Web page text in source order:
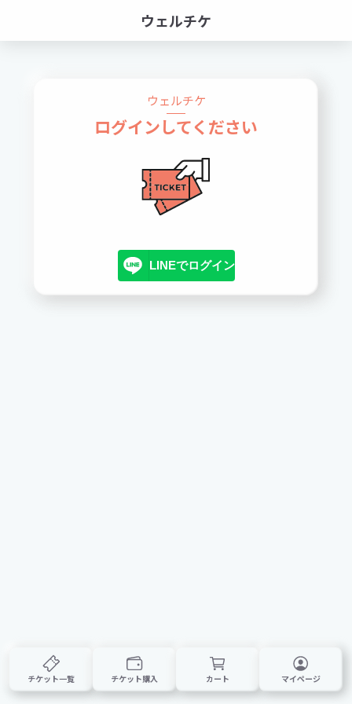
ウェルチケ
ウェルチケ
ログインしてください
LINEでログイン
チケット一覧 チケット購入 カート マイページ